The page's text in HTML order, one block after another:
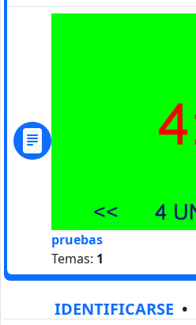
pruebas
Temas: 1
IDENTIFICARSE •